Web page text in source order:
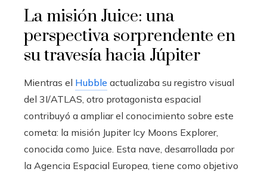
La misión Juice: una
perspectiva sorprendente en
su travesía hacia Júpiter
Mientras el Hubble actualizaba su registro visual
del 3I/ATLAS, otro protagonista espacial
contribuyó a ampliar el conocimiento sobre este
cometa: la misión Jupiter Icy Moons Explorer,
conocida como Juice. Esta nave, desarrollada por
la Agencia Espacial Europea, tiene como objetivo